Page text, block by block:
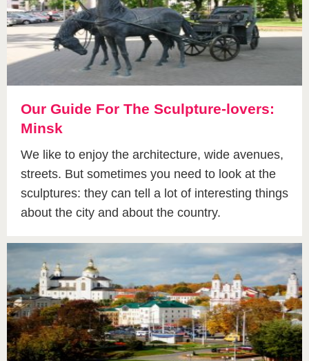
Our Guide For The Sculpture-lovers:
Minsk
We like to enjoy the architecture, wide avenues,
streets. But sometimes you need to look at the
sculptures: they can tell a lot of interesting things
about the city and about the country.